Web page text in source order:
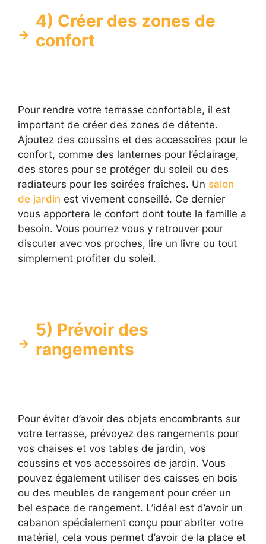
4) Créer des zones de
confort
Pour rendre votre terrasse confortable, il est
important de créer des zones de détente.
Ajoutez des coussins et des accessoires pour le
confort, comme des lanternes pour l’éclairage,
des stores pour se protéger du soleil ou des
radiateurs pour les soirées fraîches. Un salon
de jardin est vivement conseillé. Ce dernier
vous apportera le confort dont toute la famille a
besoin. Vous pourrez vous y retrouver pour
discuter avec vos proches, lire un livre ou tout
simplement profiter du soleil.
5) Prévoir des
rangements
Pour éviter d’avoir des objets encombrants sur
votre terrasse, prévoyez des rangements pour
vos chaises et vos tables de jardin, vos
coussins et vos accessoires de jardin. Vous
pouvez également utiliser des caisses en bois
ou des meubles de rangement pour créer un
bel espace de rangement. L’idéal est d’avoir un
cabanon spécialement conçu pour abriter votre
matériel, cela vous permet d’avoir de la place et